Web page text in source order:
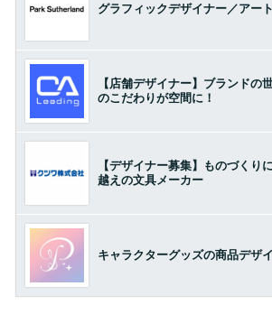
グラフィックデザイナー／アー
【店舗デザイナー】ブランドの
のこだわりが空間に！
【デザイナー募集】ものづくり
越えの文具メーカー
キャラクターグッズの商品デザ